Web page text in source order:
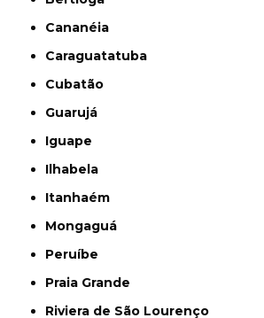
Cananéia
Caraguatatuba
Cubatão
Guarujá
Iguape
Ilhabela
Itanhaém
Mongaguá
Peruíbe
Praia Grande
Riviera de São Lourenço